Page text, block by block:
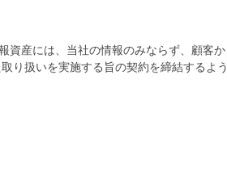
資産には、当社の情報のみならず、顧客か
り扱いを実施する旨の契約を締結するよう